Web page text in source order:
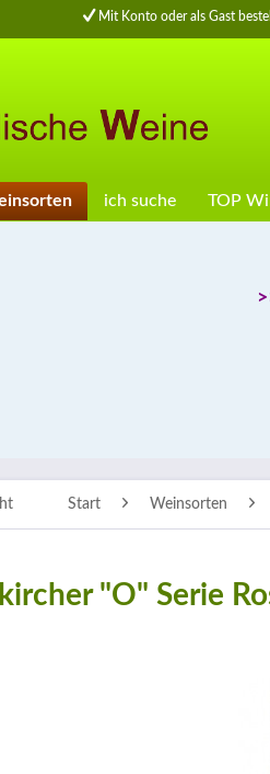
Mit Konto oder als Gast bestellen
ich suche TOP
Start Weinsorten
"O" Serie